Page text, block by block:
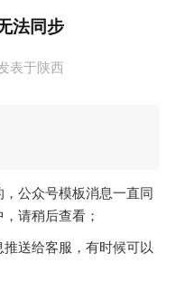
法同步
表于陕西
公众号模板消息一直同
请稍后查看；
送给客服，有时候可以